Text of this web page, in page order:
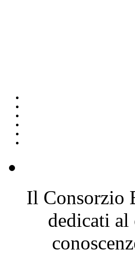
Il Consorzio
dedicati al